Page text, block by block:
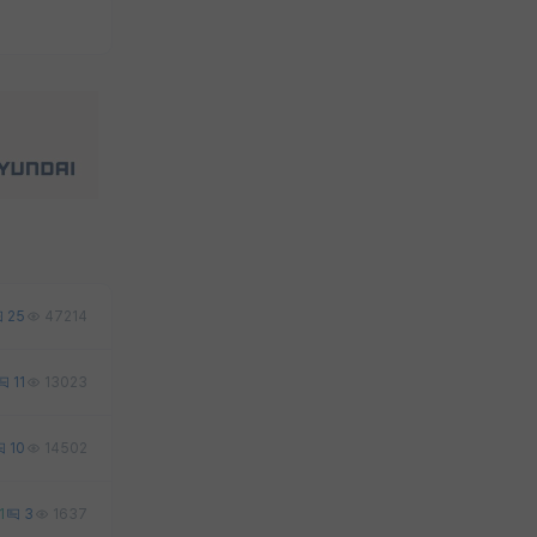
25 47214
11 13023
10 14502
1 3 1637